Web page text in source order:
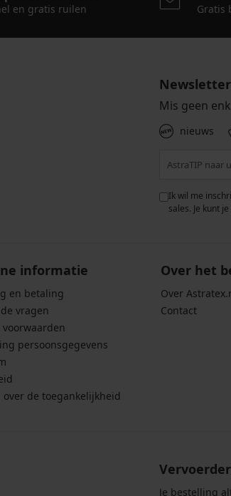
en gratis ruilen Gratis
Newsletter
Mis geen
nieuws
Ik wil me
sales. Je kunt
informatie
en betaling
vragen
persoonsgegevens
over de toegankelijkheid
Over het
Over
Contact
Je bestelling